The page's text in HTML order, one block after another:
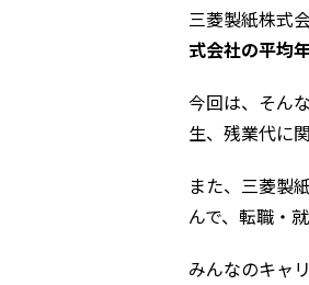
三菱製紙株式
式会社の平均
今回は、そん
生、残業代に
また、三菱製
んで、転職・
みんなのキャ